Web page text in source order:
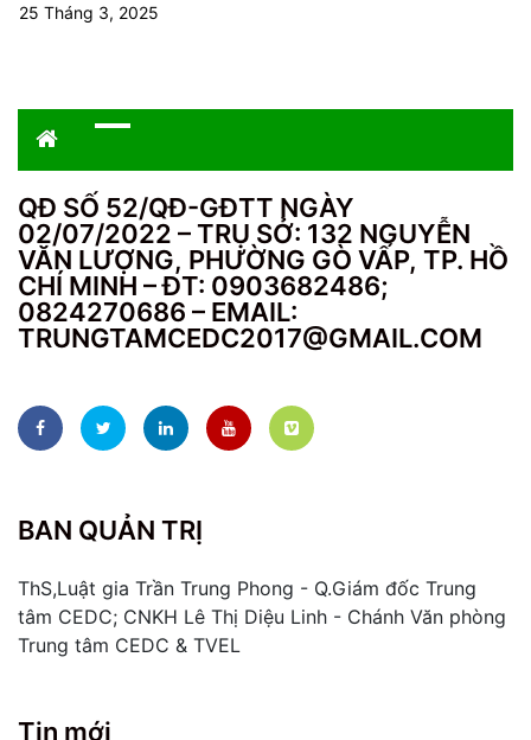
25 Tháng 3, 2025
QĐ SỐ 52/QĐ-GĐTT NGÀY
02/07/2022 – TRỤ SỞ: 132 NGUYỄN
VĂN LƯỢNG, PHƯỜNG GÒ VẤP, TP. HỒ
CHÍ MINH – ĐT: 0903682486;
0824270686 – EMAIL:
TRUNGTAMCEDC2017@GMAIL.COM
BAN QUẢN TRỊ
ThS,Luật gia Trần Trung Phong - Q.Giám đốc Trung
tâm CEDC; CNKH Lê Thị Diệu Linh - Chánh Văn phòng
Trung tâm CEDC & TVEL
Tin mới